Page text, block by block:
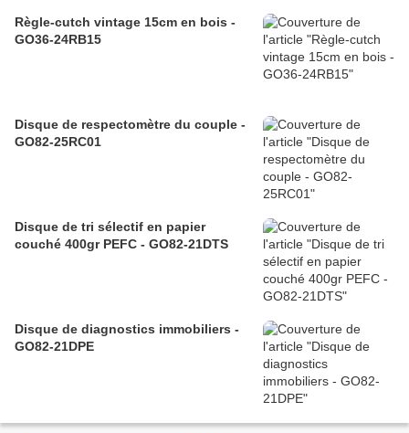
Règle-cutch vintage 15cm en bois -
GO36-24RB15
Disque de respectomètre du couple -
GO82-25RC01
Disque de tri sélectif en papier
couché 400gr PEFC - GO82-21DTS
Disque de diagnostics immobiliers -
GO82-21DPE